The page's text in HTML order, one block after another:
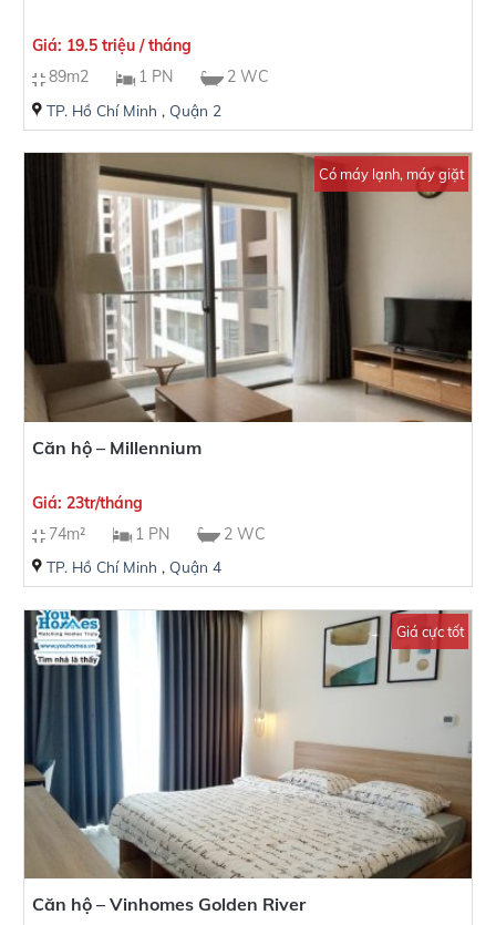
Giá: 19.5 triệu / tháng
89m2
1 PN 2 WC
TP. Hồ Chí Minh , Quận 2
Có máy lạnh, máy giặt
Căn hộ – Millennium
Giá: 23tr/tháng
74m²
1 PN 2 WC
TP. Hồ Chí Minh , Quận 4
Giá cực tốt
Căn hộ – Vinhomes Golden River